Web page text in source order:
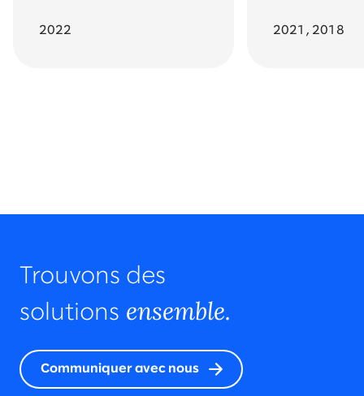
2022 2021, 2018
Trouvons des
solutions ensemble.
Communiquer avec nous